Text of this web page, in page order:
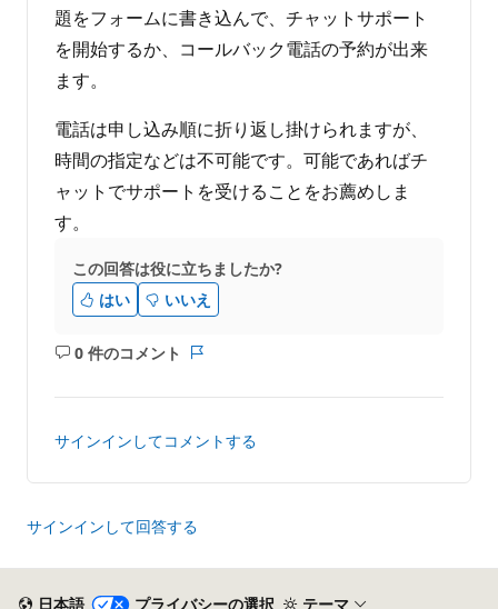
題をフォームに書き込んで、チャットサポート
を開始するか、コールバック電話の予約が出来
ます。
電話は申し込み順に折り返し掛けられますが、
時間の指定などは不可能です。可能であればチ
ャットでサポートを受けることをお薦めしま
す。
この回答は役に立ちましたか?
はい
いいえ
0 件のコメント
コ
ト
あ
ま
ん
ト
サインインしてコメントする
サインインして回答する
日本語 プライバシーの選択 テーマ